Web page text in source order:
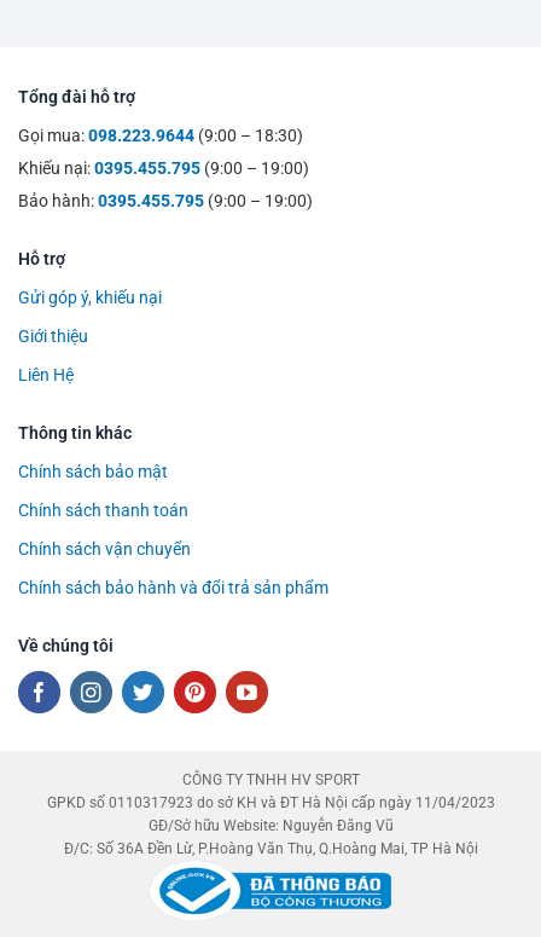
Tổng đài hỗ trợ
Gọi mua:098.223.9644 (9:00 – 18:30)
Khiếu nại:0395.455.795 (9:00 – 19:00)
Bảo hành:0395.455.795 (9:00 – 19:00)
Hỗ trợ
Gửi góp ý, khiếu nại
Giới thiệu
Liên Hệ
Thông tin khác
Chính sách bảo mật
Chính sách thanh toán
Chính sách vận chuyển
Chính sách bảo hành và đổi trả sản phẩm
Về chúng tôi
CÔNG TY TNHH HV SPORT
GPKD số 0110317923 do sở KH và ĐT Hà Nội cấp ngày 11/04/2023
GĐ/Sở hữu Website: Nguyễn Đăng Vũ
Đ/C: Số 36A Đền Lừ, P.Hoàng Văn Thụ, Q.Hoàng Mai, TP Hà Nội